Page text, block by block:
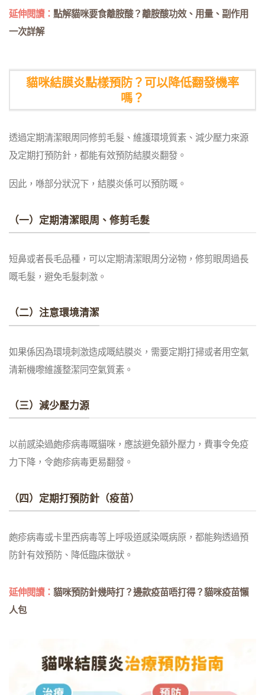
延伸閱讀： 點解貓咪要食離胺酸？離胺酸功效、用量、副作用
一次詳解
貓咪結膜炎點樣預防？可以降低翻發機率
嗎？
透過定期清潔眼周同修剪毛髮、維護環境質素、減少壓力來源
及定期打預防針，都能有效預防結膜炎翻發。
因此，喺部分狀況下，結膜炎係可以預防嘅。
（一）定期清潔眼周、修剪毛髮
短鼻或者長毛品種，可以定期清潔眼周分泌物，修剪眼周過長
嘅毛髮，避免毛髮刺激。
（二）注意環境清潔
如果係因為環境刺激造成嘅結膜炎，需要定期打掃或者用空氣
清新機嚟維護整潔同空氣質素。
（三）減少壓力源
以前感染過皰疹病毒嘅貓咪，應該避免額外壓力，費事令免疫
力下降，令皰疹病毒更易翻發。
（四）定期打預防針（疫苗）
皰疹病毒或卡里西病毒等上呼吸道感染嘅病原，都能夠透過預
防針有效預防、降低臨床徵狀。
延伸閱讀： 貓咪預防針幾時打？邊款疫苗唔打得？貓咪疫苗懶
人包